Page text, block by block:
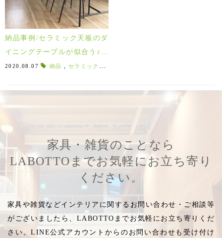
納品事例/セラミック天板のダ
イニングテーブルが似合う♪ス
タイリッシュなグレーインテ
2020.08.07 納品 セラミックテーブル
家具・雑貨のことなら
LABOTTOまでお気軽にお立ち寄り
ください。
家具や雑貨などインテリアに関するお問い合わせ・ご相談等
がございましたら、LABOTTOまでお気軽にお立ち寄りくだ
さい。LINE公式アカウントからのお問い合わせも受け付け